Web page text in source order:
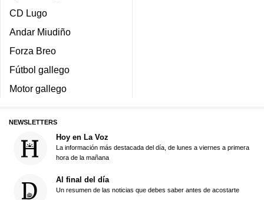
CD Lugo
Andar Miudiño
Forza Breo
Fútbol gallego
Motor gallego
NEWSLETTERS
Hoy en La Voz
La información más destacada del día, de lunes a viernes a primera
hora de la mañana
Al final del día
Un resumen de las noticias que debes saber antes de acostarte